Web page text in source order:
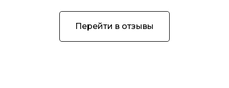
Перейти в отзывы